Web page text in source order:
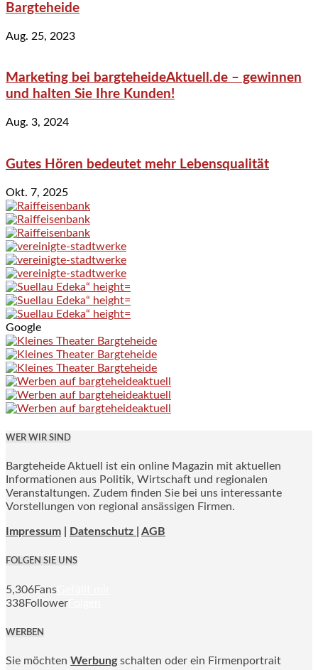
Bargteheide
Aug. 25, 2023
Marketing bei bargteheideAktuell.de – gewinnen
und halten Sie Ihre Kunden!
Aug. 3, 2024
Gutes Hören bedeutet mehr Lebensqualität
Okt. 7, 2025
Google
WER WIR SIND
Bargteheide Aktuell ist ein online Magazin mit aktuellen
Informationen aus Politik, Wirtschaft und regionalen
Veranstaltungen. Zudem finden Sie bei uns interessante
Vorstellungen von regional ansässigen Firmen.
Impressum Datenschutz | AGB
FOLGEN SIE UNS
5,306Fans
338Follower
WERBEN
Sie möchten Werbung schalten oder ein Firmenportrait